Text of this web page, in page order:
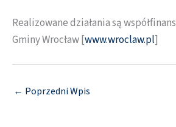
Realizowane działania są
Gminy Wrocław [www.wroclaw.pl]
← Poprzedni Wpis